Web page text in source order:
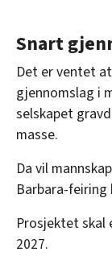
Snart
Det er ventet
gjennomslag i
selskapet
masse.
Da vil
Barbara-feiring
Prosjektet skal
2027.